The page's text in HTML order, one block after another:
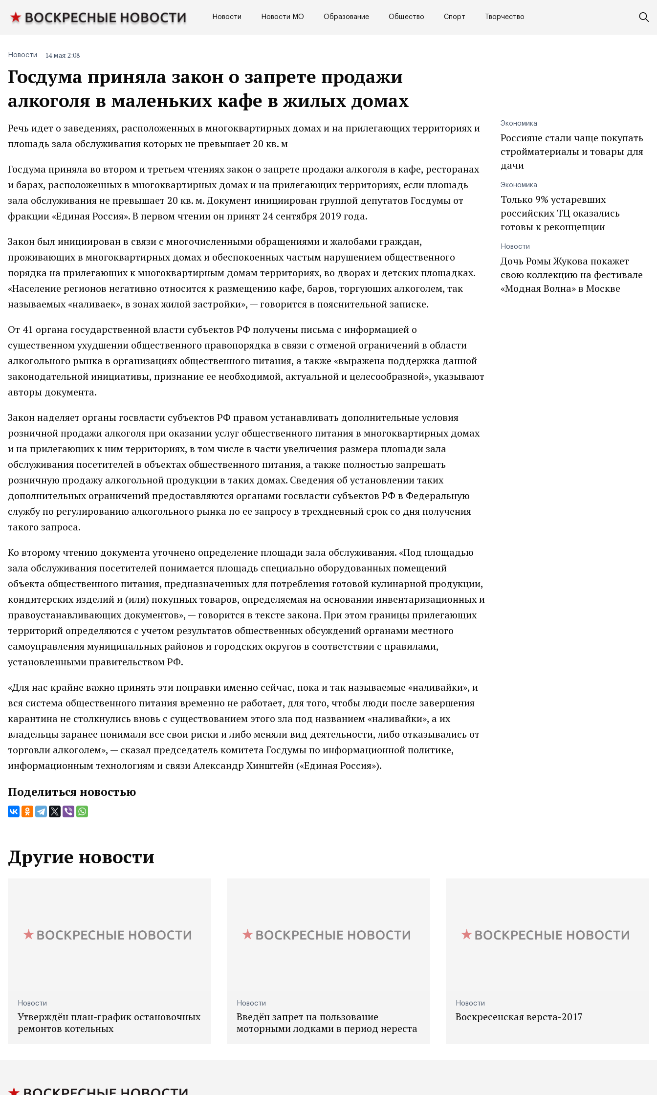
Новости Новости МО Образование Общество Спорт Творчество
Госдума приняла закон о запрете продажи
алкоголя в маленьких кафе в жилых домах
Новости 14 мая 2:08
Речь идет о заведениях, расположенных в многоквартирных домах и на прилегающих территориях и
площадь зала обслуживания которых не превышает 20 кв. м
Госдума приняла во втором и третьем чтениях закон о запрете продажи алкоголя в кафе, ресторанах
и барах, расположенных в многоквартирных домах и на прилегающих территориях, если площадь
зала обслуживания не превышает 20 кв. м. Документ инициирован группой депутатов Госдумы от
фракции «Единая Россия». В первом чтении он принят 24 сентября 2019 года.
Закон был инициирован в связи с многочисленными обращениями и жалобами граждан,
проживающих в многоквартирных домах и обеспокоенных частым нарушением общественного
порядка на прилегающих к многоквартирным домам территориях, во дворах и детских площадках.
«Население регионов негативно относится к размещению кафе, баров, торгующих алкоголем, так
называемых «наливаек», в зонах жилой застройки», — говорится в пояснительной записке.
От 41 органа государственной власти субъектов РФ получены письма с информацией о
существенном ухудшении общественного правопорядка в связи с отменой ограничений в области
алкогольного рынка в организациях общественного питания, а также «выражена поддержка данной
законодательной инициативы, признание ее необходимой, актуальной и целесообразной», указывают
авторы документа.
Закон наделяет органы госвласти субъектов РФ правом устанавливать дополнительные условия
розничной продажи алкоголя при оказании услуг общественного питания в многоквартирных домах
и на прилегающих к ним территориях, в том числе в части увеличения размера площади зала
обслуживания посетителей в объектах общественного питания, а также полностью запрещать
розничную продажу алкогольной продукции в таких домах. Сведения об установлении таких
дополнительных ограничений предоставляются органами госвласти субъектов РФ в Федеральную
службу по регулированию алкогольного рынка по ее запросу в трехдневный срок со дня получения
такого запроса.
Ко второму чтению документа уточнено определение площади зала обслуживания. «Под площадью
зала обслуживания посетителей понимается площадь специально оборудованных помещений
объекта общественного питания, предназначенных для потребления готовой кулинарной продукции,
кондитерских изделий и (или) покупных товаров, определяемая на основании инвентаризационных и
правоустанавливающих документов», — говорится в тексте закона. При этом границы прилегающих
территорий определяются с учетом результатов общественных обсуждений органами местного
самоуправления муниципальных районов и городских округов в соответствии с правилами,
установленными правительством РФ.
«Для нас крайне важно принять эти поправки именно сейчас, пока и так называемые «наливайки», и
вся система общественного питания временно не работает, для того, чтобы люди после завершения
карантина не столкнулись вновь с существованием этого зла под названием «наливайки», а их
владельцы заранее понимали все свои риски и либо меняли вид деятельности, либо отказывались от
торговли алкоголем», — сказал председатель комитета Госдумы по информационной политике,
информационным технологиям и связи Александр Хинштейн («Единая Россия»).
Поделиться новостью
Экономика
Россияне стали чаще покупать
стройматериалы и товары для
дачи
Экономика
Только 9% устаревших
российских ТЦ оказались
готовы к реконцепции
Новости
Дочь Ромы Жукова покажет
свою коллекцию на фестивале
«Модная Волна» в Москве
Другие новости
Новости
Утверждён план-график остановочных
ремонтов котельных
Новости
Введён запрет на пользование
моторными лодками в период нереста
Новости
Воскресенская верста-2017